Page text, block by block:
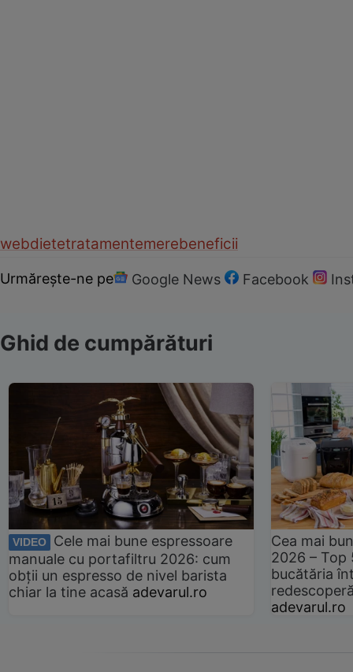
webdietetratamentemerebeneficii
Urmărește-ne pe Google News Facebook
Ghid de cumpărături
VIDEO
Cele mai bune espressoare
manuale cu portafiltru 2026: cum
obții un espresso de nivel barista
chiar la tine acasă adevarul.ro
Cea mai
2026 –
bucătăria
adevarul.ro